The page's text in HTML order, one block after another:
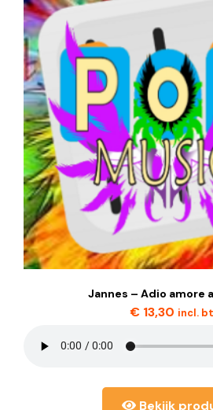
Jannes – Adio amore
€ 13,30 incl.
Bekijk